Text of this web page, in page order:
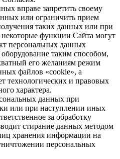
вправе запретить своему
или ограничить прием
таких данных или при
функции Сайта могут
персональных данных
оборудование таким способом,
его желаниям режим
файлов «cookie», а
технологических и правовых
характера.
данных при
или при наступлении иных
за обработку
стирание данных методом
хранения информации на
персональных